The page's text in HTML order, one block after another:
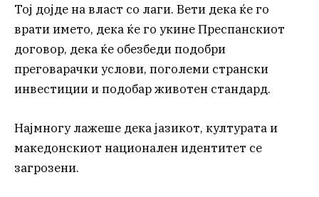
Тој дојде на власт со лаги. Вети дека ќе го
врати името, дека ќе го укине Преспанскиот
договор, дека ќе обезбеди подобри
преговарачки услови, поголеми странски
инвестиции и подобар животен стандард.
Најмногу лажеше дека јазикот, културата и
македонскиот национален идентитет се
загрозени.